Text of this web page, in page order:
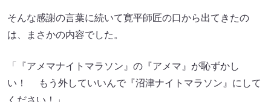
そんな感謝の言葉に続いて寛平師匠の口から出てきたの
は、まさかの内容でした。
「『アメマナイトマラソン』の『アメマ』が恥ずかし
い！ もう外していいんで『沼津ナイトマラソン』にして
ください！」